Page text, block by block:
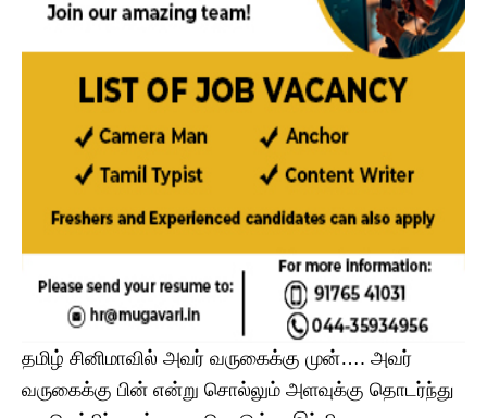
தமிழ் சினிமாவில் அவர் வருகைக்கு முன்…. அவர்
வருகைக்கு பின் என்று சொல்லும் அளவுக்கு தொடர்ந்து